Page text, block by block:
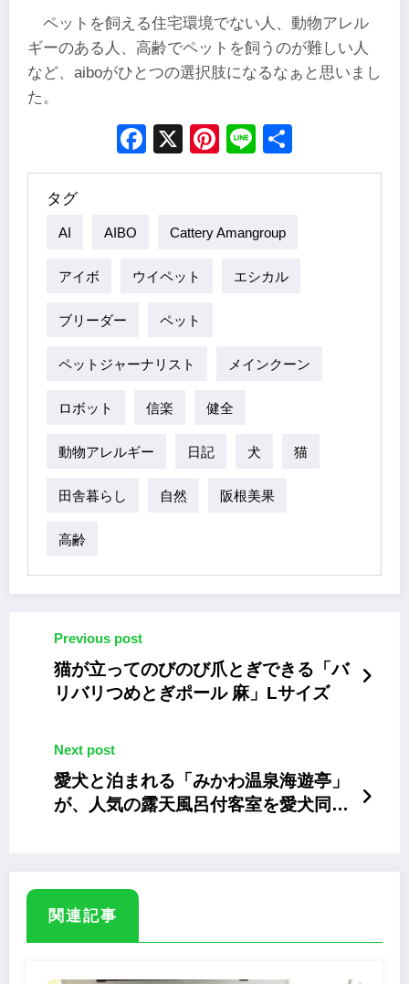
ペットを飼える住宅環境でない人、動物アレル
ギーのある人、高齢でペットを飼うのが難しい人
など、aiboがひとつの選択肢になるなぁと思いまし
た。
Facebook
X Pinterest
Line
タグ
AI AIBO Cattery Amangroup
アイボ ウイペット エシカル
ブリーダー ペット
ペットジャーナリスト メインクーン
ロボット 信楽 健全
動物アレルギー 日記 犬 猫
田舎暮らし 自然 阪根美果
高齢
Previous post
猫が立ってのびのび爪とぎできる「バ
リバリつめとぎポール 麻」Lサイズ
Next post
愛犬と泊まれる「みかわ温泉海遊亭」
が、人気の露天風呂付客室を愛犬同伴
関連記事